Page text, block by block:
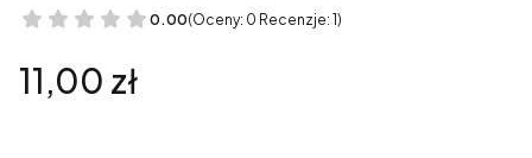
0.00(Oceny: 0 Recenzje: 1)
Cena
11,00 zł